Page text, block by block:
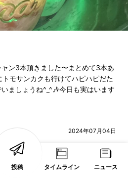
ン3本頂きました〜まとめて3本あ
モサンカクも行けてハピハピだた
ましょうね^_^🎶今日も実はいます
2024年07月04日
フォローする
投稿 タイムライン ニュース